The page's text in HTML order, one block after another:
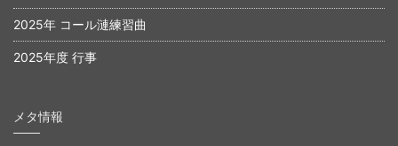
2025年 コール漣練習曲
2025年度 行事
メタ情報